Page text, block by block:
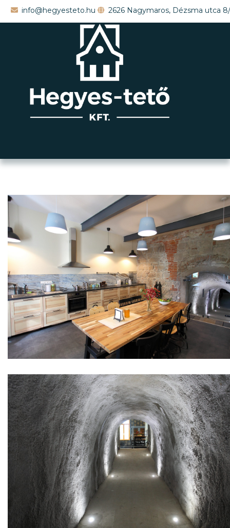
info@hegyesteto.hu 2626 Nagymaros, Dézsma utca